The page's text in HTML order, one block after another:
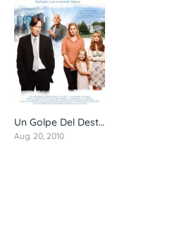
6.4Un Golpe Del Destino – Que pasaria si – What if… (2010) 1080p latino
Aug. 20, 2010